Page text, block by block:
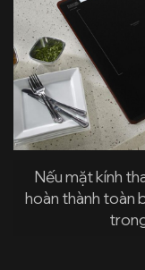
Nếu mặt kính
hoàn thành toàn